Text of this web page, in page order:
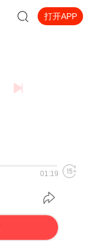
打开APP
01:19